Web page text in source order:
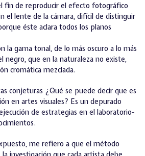
fin de reproducir el efecto fotográfico
el lente de la cámara, difícil de distinguir
éste aclara todos los planos
la gama tonal, de lo más oscuro a lo más
negro, que en la naturaleza no existe,
cromática mezclada.
conjeturas ¿Qué se puede decir que es
en artes visuales? Es un depurado
de estrategias en el laboratorio-
me refiero a que el método